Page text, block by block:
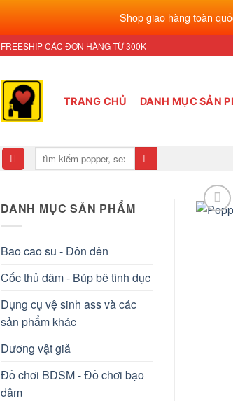
Shop giao hàng toàn
FREESHIP CÁC ĐƠN HÀNG TỪ 300K
TRANG CHỦ DANH MỤC SẢN
Tìm
kiếm:
DANH MỤC SẢN PHẨM
Bao cao su - Đôn dên
Cốc thủ dâm - Búp bê tình dục
Dụng cụ vệ sinh ass và các
sản phẩm khác
Dương vật giả
Đồ chơi BDSM - Đồ chơi bạo
dâm